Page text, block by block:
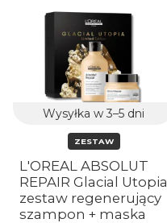
Wysyłka w 3–5 dni
ZESTAW
L'OREAL ABSOLUT
REPAIR Glacial Utopia
zestaw regenerujący
szampon + maska